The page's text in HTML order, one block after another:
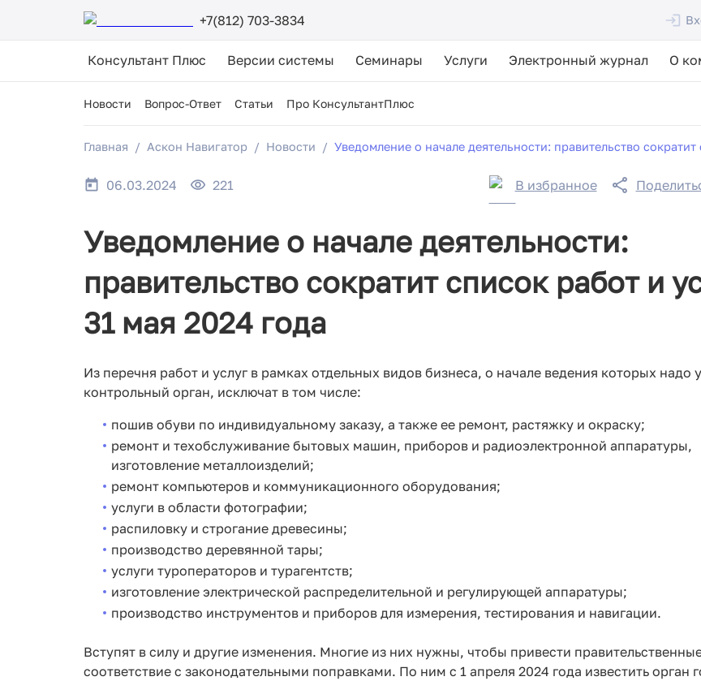
+7(812) 703-3834
Консультант Плюс Версии системы Семинары Услуги Электронный журнал О
Новости Вопрос-Ответ Статьи Про КонсультантПлюс
Главная Аскон Навигатор Новости Уведомление о начале деятельности: правительство
06.03.2024 221 В избранное
Уведомление о начале деятельности:
правительство сократит список работ и
31 мая 2024 года
Из перечня работ и услуг в рамках отдельных видов бизнеса, о начале ведения которых надо
контрольный орган, исключат в том числе:
пошив обуви по индивидуальному заказу, а также ее ремонт, растяжку и окраску;
ремонт и техобслуживание бытовых машин, приборов и радиоэлектронной аппаратуры,
изготовление металлоизделий;
ремонт компьютеров и коммуникационного оборудования;
услуги в области фотографии;
распиловку и строгание древесины;
производство деревянной тары;
услуги туроператоров и турагентств;
изготовление электрической распределительной и регулирующей аппаратуры;
производство инструментов и приборов для измерения, тестирования и навигации.
Вступят в силу и другие изменения. Многие из них нужны, чтобы привести
соответствие с законодательными поправками. По ним с 1 апреля 2024 года известить орган